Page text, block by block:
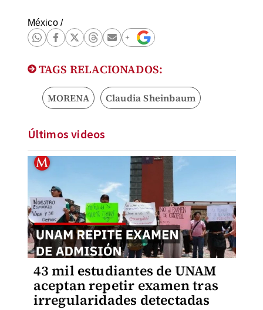
México/
TAGS RELACIONADOS:
MORENA Claudia Sheinbaum
Últimos videos
43 mil estudiantes de UNAM
aceptan repetir examen tras
irregularidades detectadas